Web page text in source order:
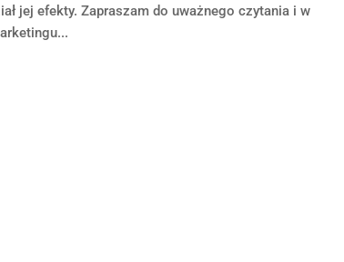
jej efekty. Zapraszam do uważnego czytania i w